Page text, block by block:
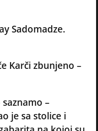
Sadomadze.
Karči zbunjeno –
–
je sa stolice i